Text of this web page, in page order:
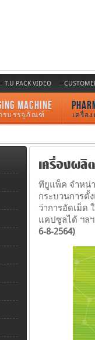
T.U PACK VIDEO
MACHINE
รบรรจุภัณฑ์ เครื่อ
เครื่องผลิ
ทียูแพ็ค จำหน่
กระบวนการตั้
ว่าการอัดเม็ด
แคปซูลได้ ฯล
6-8-2564)